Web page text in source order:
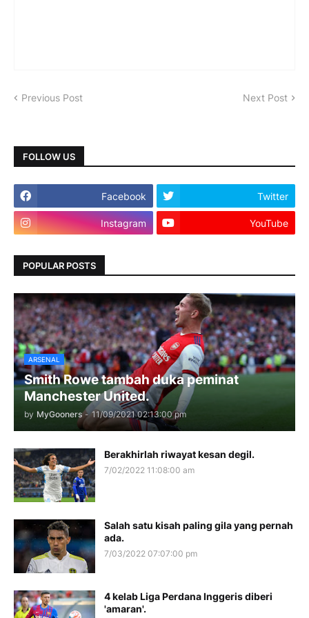
Previous Post Next Post
FOLLOW US
Facebook Twitter
Instagram YouTube
POPULAR POSTS
ARSENAL
Smith Rowe tambah duka peminat
Manchester United.
by MyGooners - 11/09/2021 02:13:00 pm
Berakhirlah riwayat kesan degil.
7/02/2022 11:08:00 am
Salah satu kisah paling gila yang pernah
ada.
7/03/2022 07:07:00 pm
4 kelab Liga Perdana Inggeris diberi
'amaran'.